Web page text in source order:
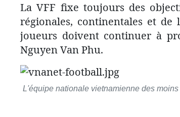
La VFF fixe toujours des
régionales, continentales et
joueurs doivent continuer à
Nguyen Van Phu.
L'équipe nationale vietnamienne des